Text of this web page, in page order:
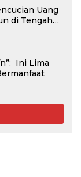
Uang
di Tengah
Ini Lima